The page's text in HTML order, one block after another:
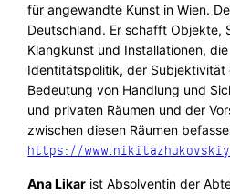
für angewandte Kunst in Wien.
Deutschland. Er schafft Objekte,
Klangkunst und Installationen,
Identitätspolitik, der Subjektivität
Bedeutung von Handlung und
und privaten Räumen und der
zwischen diesen Räumen
https://
Ana Likar ist Absolventin der